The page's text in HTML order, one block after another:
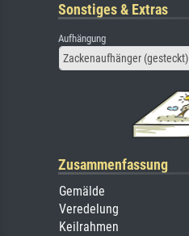
Sonstiges & Extras
Aufhängung
Zackenaufhänger (gesteckt)
Zusammenfassung
Gemälde
Veredelung
Keilrahmen